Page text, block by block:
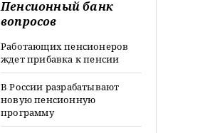
Пенсионный банк
вопросов
Работающих пенсионеров
ждет прибавка к пенсии
В России разрабатывают
новую пенсионную
программу